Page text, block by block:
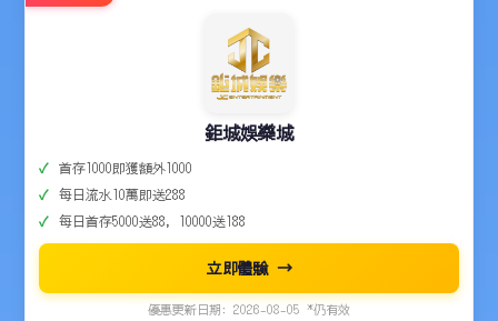
鉅城娛樂城
首存1000即獲額外1000
每日流水10萬即送288
每日首存5000送88，10000送188
立即體驗 →
優惠更新日期: 2026-08-05 *仍有效